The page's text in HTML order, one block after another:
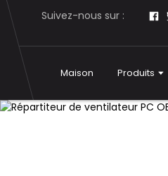
Suivez-nous sur :
Maison Produits